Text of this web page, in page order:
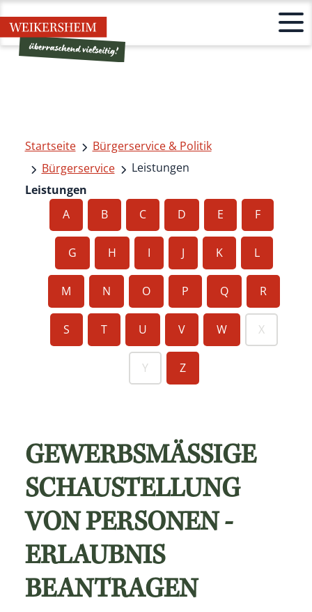
Startseite
Bürgerservice & Politik
Bürgerservice
Leistungen
Leistungen
A
B C D E F
G H I J K L
M N O P Q R
S T U V W X
Y Z
GEWERBSMÄSSIGE S
CHAUSTELLUNG V
ON PERSONEN - E
RLAUBNIS B
EANTRAGEN